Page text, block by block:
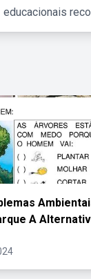
educacionais
A